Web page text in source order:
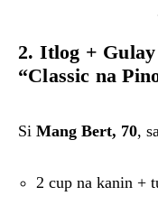
2. Itlog +
“Classic na
Si Mang Bert, 70,
2 cup na kanin +